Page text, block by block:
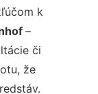
k
–
či
že